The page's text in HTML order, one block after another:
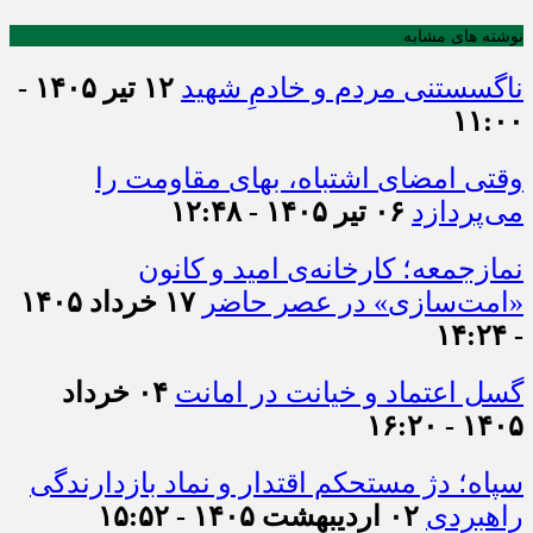
نوشته های مشابه
ناگسستنی مردم و خادمِ شهید
۱۲ تیر ۱۴۰۵ -
۱۱:۰۰
وقتی امضای اشتباه، بهای مقاومت را
می‌پردازد ۰۶ تیر ۱۴۰۵ - ۱۲:۴۸
نمازجمعه؛ کارخانه‌ی امید و کانون
«امت‌سازی» در عصر حاضر
۱۷ خرداد ۱۴۰۵
- ۱۴:۲۴
گسل اعتماد و خیانت در امانت
۰۴ خرداد
۱۴۰۵ - ۱۶:۲۰
سپاه؛ دژ مستحکم اقتدار و نماد بازدارندگی
راهبردی ۰۲ اردیبهشت ۱۴۰۵ - ۱۵:۵۲